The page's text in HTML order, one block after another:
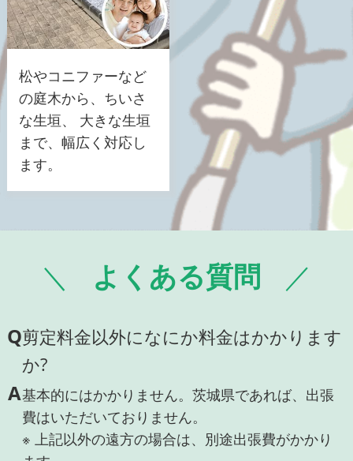
松やコニファーなど
の庭木から、ちいさ
な生垣、 大きな生垣
まで、幅広く対応し
ます。
よくある質問
Q剪定料金以外になにか料金はかかります
か?
A基本的にはかかりません。茨城県であれば、出張
費はいただいておりません。
※ 上記以外の遠方の場合は、別途出張費がかかり